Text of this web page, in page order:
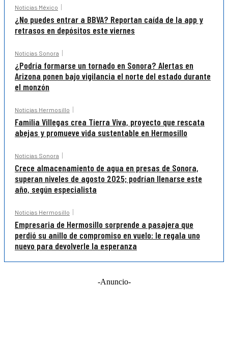
Noticias México
¿No puedes entrar a BBVA? Reportan caída de la app y
retrasos en depósitos este viernes
Noticias Sonora
¿Podría formarse un tornado en Sonora? Alertas en
Arizona ponen bajo vigilancia el norte del estado durante
el monzón
Noticias Hermosillo
Familia Villegas crea Tierra Viva, proyecto que rescata
abejas y promueve vida sustentable en Hermosillo
Noticias Sonora
Crece almacenamiento de agua en presas de Sonora,
superan niveles de agosto 2025; podrían llenarse este
año, según especialista
Noticias Hermosillo
Empresaria de Hermosillo sorprende a pasajera que
perdió su anillo de compromiso en vuelo: le regala uno
nuevo para devolverle la esperanza
-Anuncio-